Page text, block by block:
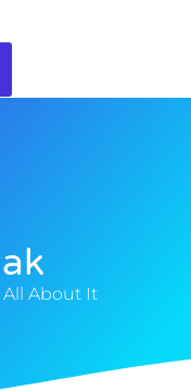
All About It